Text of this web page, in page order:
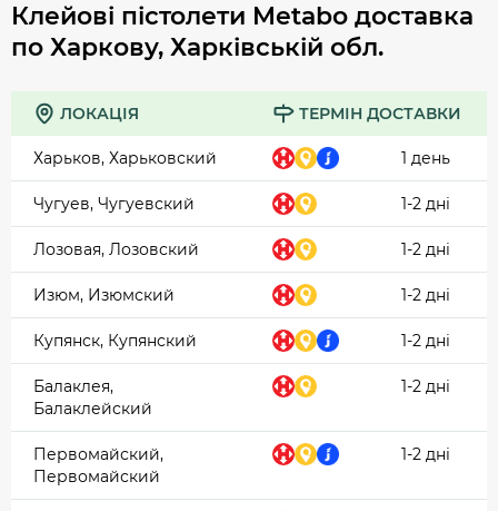
Клейові пістолети Metabo доставка
по Харкову, Харківській обл.
ЛОКАЦІЯ ТЕРМІН ДОСТАВКИ
Харьков, Харьковский 1 день
Чугуев, Чугуевский 1-2 дні
Лозовая, Лозовский 1-2 дні
Изюм, Изюмский 1-2 дні
Купянск, Купянский 1-2 дні
Балаклея,
Балаклейский
1-2 дні
Первомайский,
Первомайский
1-2 дні